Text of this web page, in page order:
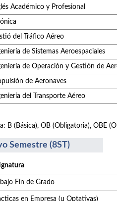
Académico y Profesional
del Tráfico Aéreo
de Sistemas Aeroespaciales
de Operación y Gestión de
de Aeronaves
del Transporte Aéreo
B (Básica), OB (Obligatoria), OBE
Semestre (8ST)
Fin de Grado
en Empresa (u Optativas)